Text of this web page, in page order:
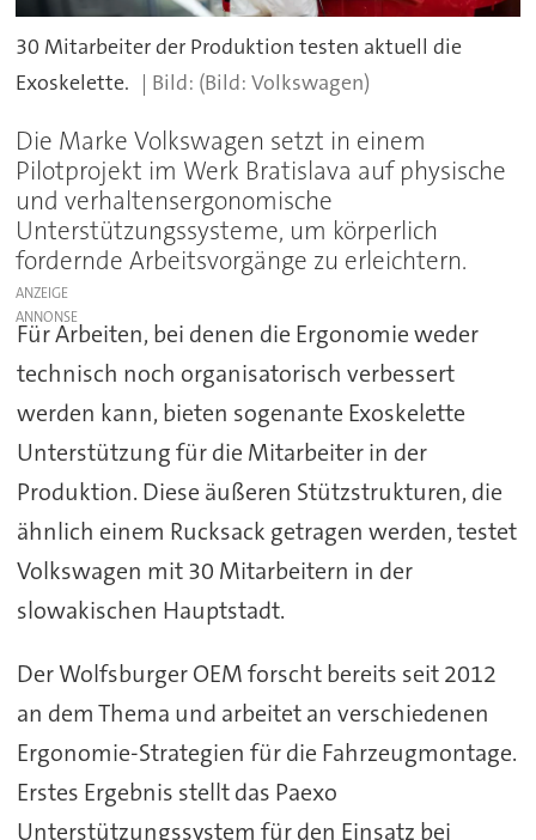
30 Mitarbeiter der Produktion testen aktuell die
Exoskelette.
(Bild: Volkswagen)
Die Marke Volkswagen setzt in einem
Pilotprojekt im Werk Bratislava auf physische
und verhaltensergonomische
Unterstützungssysteme, um körperlich
fordernde Arbeitsvorgänge zu erleichtern.
ANZEIGE
Für Arbeiten, bei denen die Ergonomie weder
technisch noch organisatorisch verbessert
werden kann, bieten sogenante Exoskelette
Unterstützung für die Mitarbeiter in der
Produktion. Diese äußeren Stützstrukturen, die
ähnlich einem Rucksack getragen werden, testet
Volkswagen mit 30 Mitarbeitern in der
slowakischen Hauptstadt.
Der Wolfsburger OEM forscht bereits seit 2012
an dem Thema und arbeitet an verschiedenen
Ergonomie-Strategien für die Fahrzeugmontage.
Erstes Ergebnis stellt das Paexo
Unterstützungssystem für den Einsatz bei